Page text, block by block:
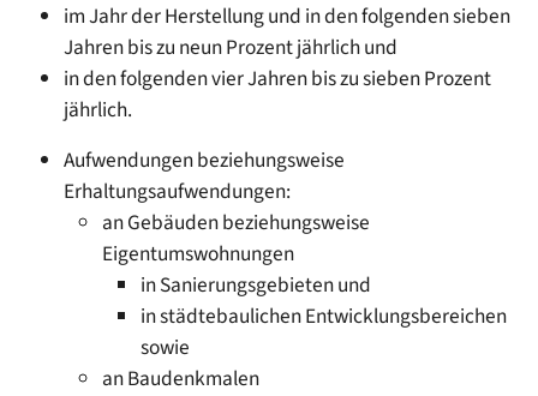
im Jahr der Herstellung und in den folgenden sieben
Jahren bis zu neun Prozent jährlich und
in den folgenden vier Jahren bis zu sieben Prozent
jährlich.
Aufwendungen beziehungsweise
Erhaltungsaufwendungen:
an Gebäuden beziehungsweise
Eigentumswohnungen
in Sanierungsgebieten und
in städtebaulichen Entwicklungsbereichen
sowie
an Baudenkmalen